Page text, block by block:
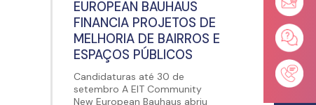
EUROPEAN BAUHAUS
FINANCIA PROJETOS DE
MELHORIA DE BAIRROS E
ESPAÇOS PÚBLICOS
Candidaturas até 30 de
setembro A EIT Community
New European Bauhaus abriu